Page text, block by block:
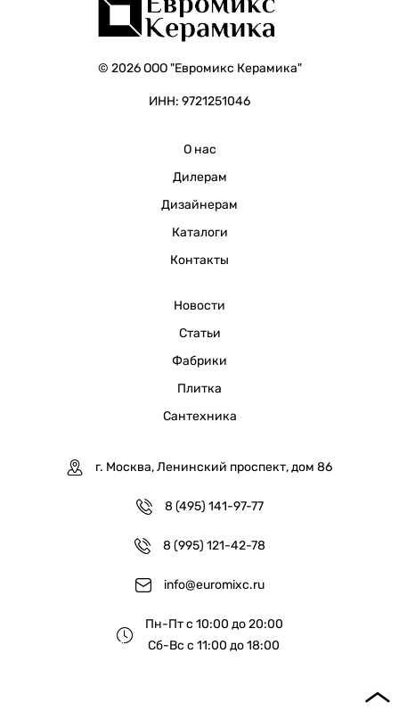
© 2026 ООО "Евромикс Керамика"
ИНН: 9721251046
О нас
Дилерам
Дизайнерам
Каталоги
Контакты
Новости
Статьи
Фабрики
Плитка
Сантехника
г. Москва, Ленинский проспект, дом 86
8 (495) 141-97-77
8 (995) 121-42-78
info@euromixc.ru
Пн-Пт с 10:00 до 20:00
Сб-Вс с 11:00 до 18:00